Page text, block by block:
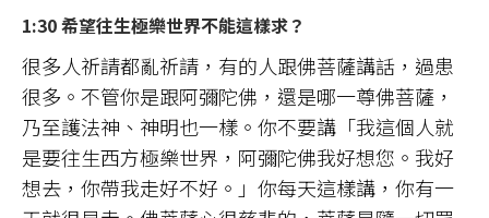
1:30 希望往生極樂世界不能這樣求？
很多人祈請都亂祈請，有的人跟佛菩薩講話，過患
很多。不管你是跟阿彌陀佛，還是哪一尊佛菩薩，
乃至護法神、神明也一樣。你不要講「我這個人就
是要往生西方極樂世界，阿彌陀佛我好想您。我好
想去，你帶我走好不好。」你每天這樣講，你有一